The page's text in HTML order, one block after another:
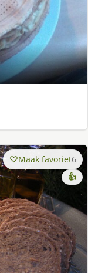
Maak favoriet6
👍